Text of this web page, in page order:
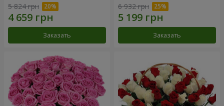
5 824 грн
Заказать
6 932 грн
Заказать